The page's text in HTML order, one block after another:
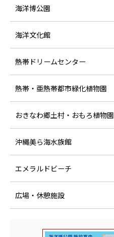
海洋博公園
海洋文化館
熱帯ドリームセンター
熱帯・亜熱帯都市緑化植物園
おきなわ郷土村・おもろ植物園
沖縄美ら海水族館
エメラルドビーチ
広場・休憩施設